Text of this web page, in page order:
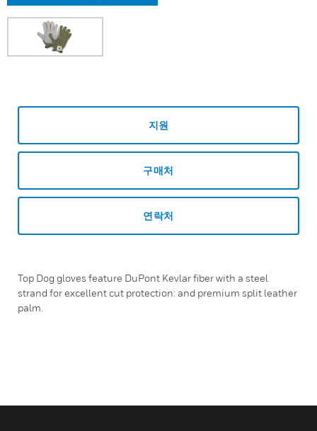
지원
구매처
연락처
Top Dog gloves feature DuPont Kevlar fiber with a steel
strand for excellent cut protection: and premium split leather
palm.